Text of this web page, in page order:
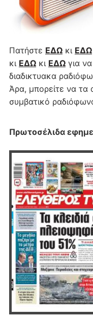
Πατήστε ΕΔΩκι ΕΔΩ
κι ΕΔΩκι ΕΔΩγια
διαδικτυακα
Άρα, μπορείτε να τα
συμβατικό
Πρωτοσέλιδα